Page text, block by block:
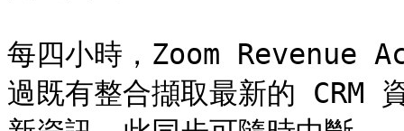
每四小時，Zoom Revenue
過既有整合擷取最新的 CRM